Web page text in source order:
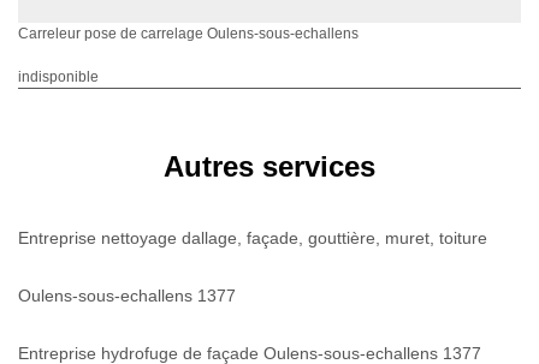
Carreleur pose de carrelage Oulens-sous-echallens
indisponible
Autres services
Entreprise nettoyage dallage, façade, gouttière, muret, toiture
Oulens-sous-echallens 1377
Entreprise hydrofuge de façade Oulens-sous-echallens 1377